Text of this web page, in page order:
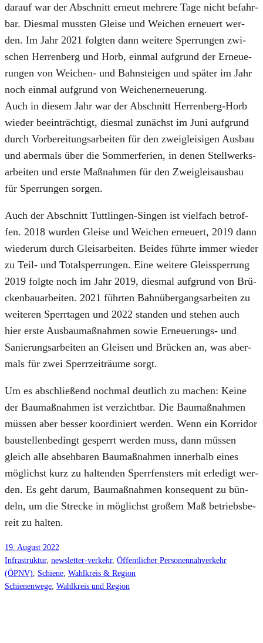
dar­auf war der Abschnitt erneut meh­re­re Tage nicht befahr­
bar. Dies­mal muss­ten Glei­se und Wei­chen erneu­ert wer­
den. Im Jahr 2021 folg­ten dann wei­te­re Sper­run­gen zwi­
schen Her­ren­berg und Horb, ein­mal auf­grund der Erneue­
run­gen von Wei­chen- und Bahn­stei­gen und spä­ter im Jahr
noch ein­mal auf­grund von Wei­chen­er­neue­rung.
Auch in die­sem Jahr war der Abschnitt Her­ren­berg-Horb
wie­der beein­träch­tigt, dies­mal zunächst im Juni auf­grund
durch Vor­be­rei­tungs­ar­bei­ten für den zwei­glei­si­gen Aus­bau
und aber­mals über die Som­mer­fe­ri­en, in denen Stell­werks­
ar­bei­ten und ers­te Maß­nah­men für den Zwei­g­leis­aus­bau
für Sper­run­gen sor­gen.
Auch der Abschnitt Tutt­lin­gen-Sin­gen ist viel­fach betrof­
fen. 2018 wur­den Glei­se und Wei­chen erneu­ert, 2019 dann
wie­der­um durch Gleis­ar­bei­ten. Bei­des führ­te immer wie­der
zu Teil- und Total­sper­run­gen. Eine wei­te­re Gleis­sper­rung
2019 folg­te noch im Jahr 2019, dies­mal auf­grund von Brü­
cken­bau­ar­bei­ten. 2021 führ­ten Bahn­über­gangs­ar­bei­ten zu
wei­te­ren Sperr­ta­gen und 2022 stan­den und ste­hen auch
hier ers­te Aus­bau­maß­nah­men sowie Erneue­rungs- und
Sanie­rungs­ar­bei­ten an Glei­sen und Brü­cken an, was aber­
mals für zwei Sperr­zeit­räu­me sorgt.
Um es abschlie­ßend noch­mal deut­lich zu machen: Kei­ne
der Bau­maß­nah­men ist ver­zicht­bar. Die Bau­maß­nah­men
müs­sen aber bes­ser koor­di­niert wer­den. Wenn ein Kor­ri­dor
bau­stel­len­be­dingt gesperrt wer­den muss, dann müs­sen
gleich alle abseh­ba­ren Bau­maß­nah­men inner­halb eines
mög­lichst kurz zu hal­ten­den Sperr­fens­ters mit erle­digt wer­
den. Es geht dar­um, Bau­maß­nah­men kon­se­quent zu bün­
deln, um die Stre­cke in mög­lichst gro­ßem Maß betriebs­be­
reit zu hal­ten.
19. August 2022
Infrastruktur, newsletter-verkehr, Öffentlicher Personennahverkehr
(ÖPNV)
Schiene Wahlkreis & Region
Schienenwege Wahlkreis und Region